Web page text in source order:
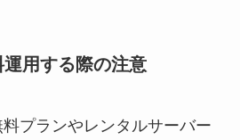
用する際の注意
プランやレンタルサーバー